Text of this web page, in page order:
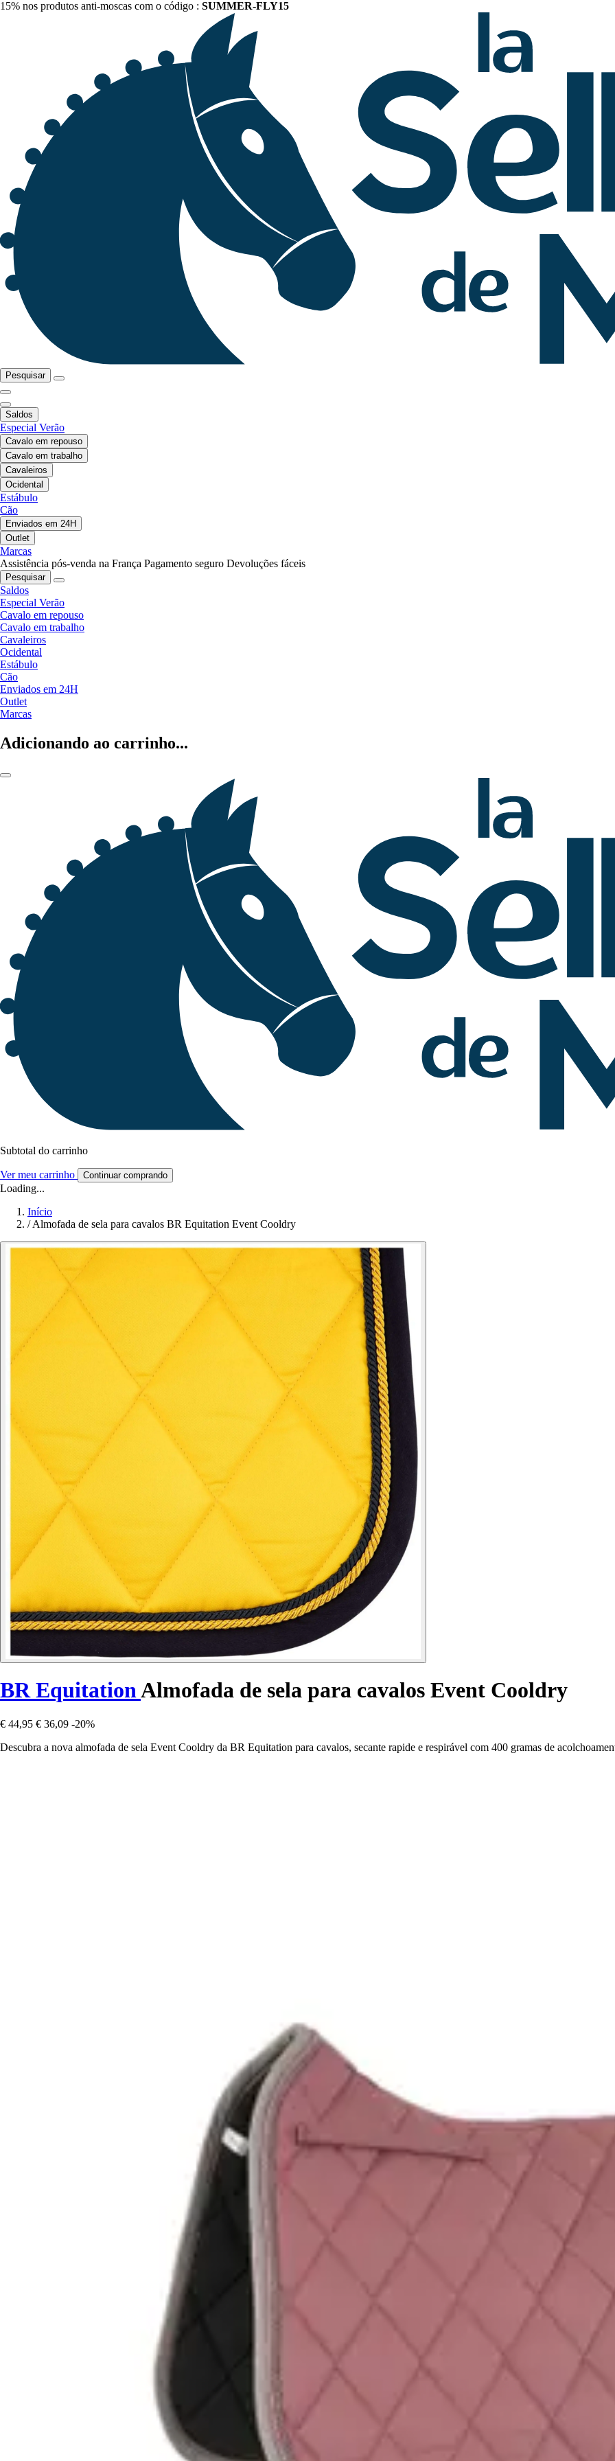
15% nos produtos anti-moscas com o código : SUMMER-FLY15
Pesquisar
Saldos
Especial Verão
Cavalo em repouso
Cavalo em trabalho
Cavaleiros
Ocidental
Estábulo
Cão
Enviados em 24H
Outlet
Marcas
Assistência pós-venda na França Pagamento seguro Devoluções fáceis
Pesquisar
Saldos
Especial Verão
Cavalo em repouso
Cavalo em trabalho
Cavaleiros
Ocidental
Estábulo
Cão
Enviados em 24H
Outlet
Marcas
Adicionando ao carrinho...
Subtotal do carrinho
Ver meu carrinho Continuar comprando
Loading...
Início
/ Almofada de sela para cavalos BR Equitation Event Cooldry
BR EquitationAlmofada de sela para cavalos Event Cooldry
€ 44,95 € 36,09 -20%
Descubra a nova almofada de sela Event Cooldry da BR Equitation para cavalos, secante rapide e respirável com 400 gramas de